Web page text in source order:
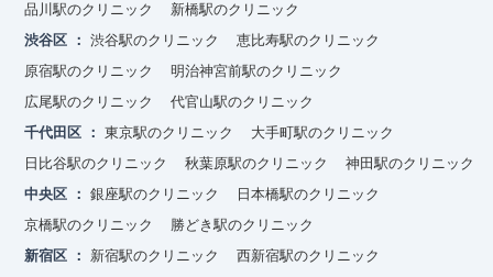
品川駅のクリニック
新橋駅のクリニック
渋谷区
渋谷駅のクリニック
恵比寿駅のクリニック
原宿駅のクリニック
明治神宮前駅のクリニック
広尾駅のクリニック
代官山駅のクリニック
千代田区
東京駅のクリニック
大手町駅のクリニック
日比谷駅のクリニック
秋葉原駅のクリニック
神田駅のクリニック
中央区
銀座駅のクリニック
日本橋駅のクリニック
京橋駅のクリニック
勝どき駅のクリニック
新宿区
新宿駅のクリニック
西新宿駅のクリニック